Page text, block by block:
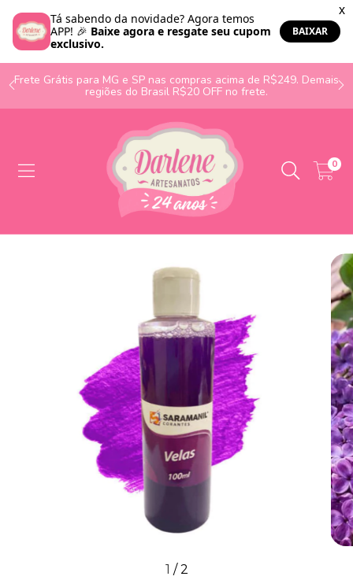
Frete Grátis para MG e SP nas compras acima de R$249. Demais
regiões do Brasil R$20 OFF no frete.
0
1 /2